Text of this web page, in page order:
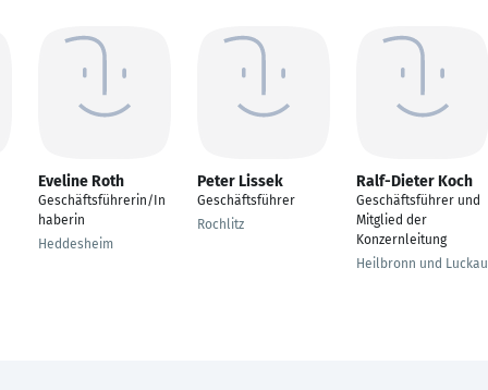
Eveline Roth
Geschäftsführerin/In
haberin
Heddesheim
Peter Lissek
Geschäftsführer
Rochlitz
Ralf-Dieter Koch
Geschäftsführer und
Mitglied der
Konzernleitung
Heilbronn und Luckau